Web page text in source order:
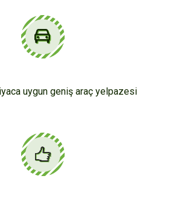
uygun geniş araç yelpazesi